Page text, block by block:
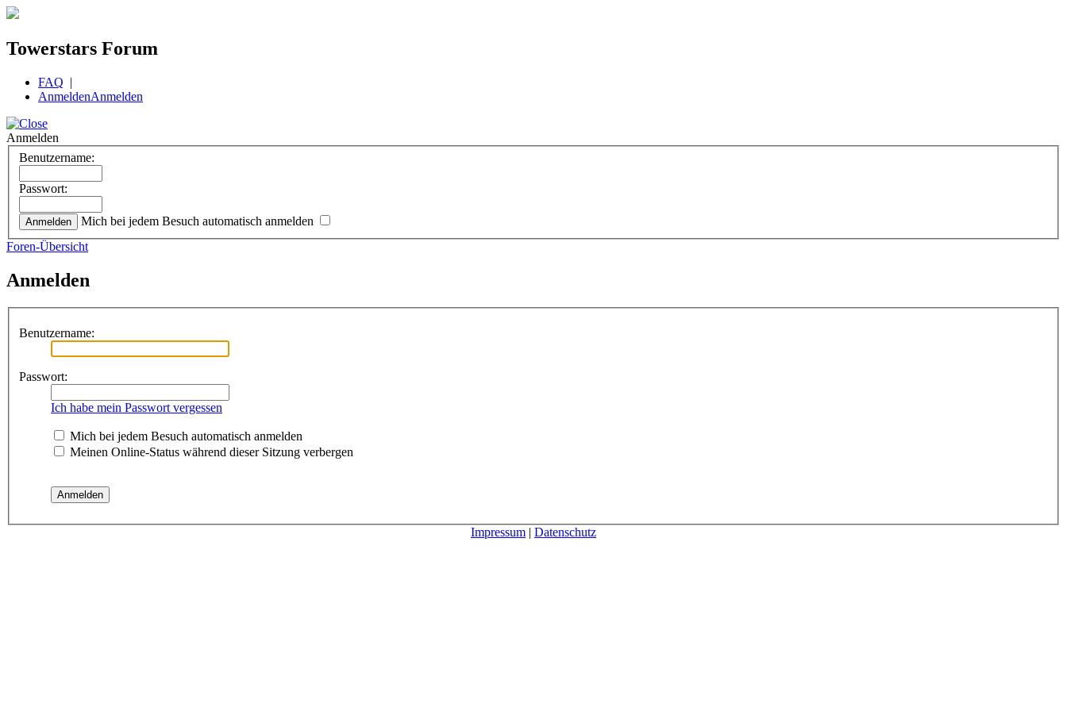
Towerstars Forum
FAQ |
AnmeldenAnmelden
Anmelden
Benutzername:
Passwort:
Mich bei jedem Besuch automatisch anmelden
Foren-Übersicht
Anmelden
Benutzername:
Passwort:
Ich habe mein Passwort vergessen
Mich bei jedem Besuch automatisch anmelden
Meinen Online-Status während dieser Sitzung verbergen
Impressum | Datenschutz